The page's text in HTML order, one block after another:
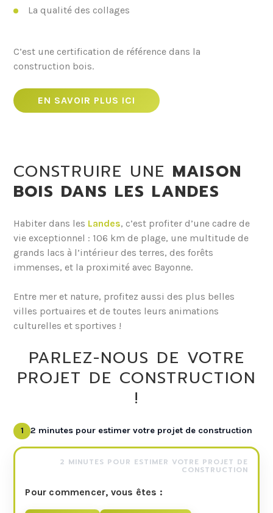
La qualité des collages
C’est une certification de référence dans la
construction bois.
EN SAVOIR PLUS ICI
CONSTRUIRE UNE MAISON
BOIS DANS LES LANDES
Habiter dans les Landes, c’est profiter d’une cadre de
vie exceptionnel : 106 km de plage, une multitude de
grands lacs à l’intérieur des terres, des forêts
immenses, et la proximité avec Bayonne.
Entre mer et nature, profitez aussi des plus belles
villes portuaires et de toutes leurs animations
culturelles et sportives !
PARLEZ-NOUS DE VOTRE
PROJET DE CONSTRUCTION
!
1 2 minutes pour estimer votre projet de construction
2 MINUTES POUR ESTIMER VOTRE PROJET DE
CONSTRUCTION
Pour commencer, vous êtes :